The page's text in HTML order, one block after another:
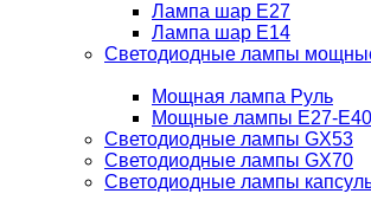
Лампа шар E27
Лампа шар Е14
Светодиодные лампы
Мощная лампа Руль
Мощные лампы E27-E40
Светодиодные лампы GX53
Светодиодные лампы GX70
Светодиодные лампы